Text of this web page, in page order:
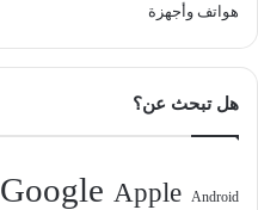
هواتف وأجهزة
هل تبحث عن؟
Android
Apple
Google